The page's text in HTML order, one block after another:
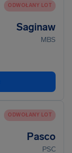
ODWOŁANY LOT
Saginaw
MBS
ODWOŁANY LOT
Pasco
PSC